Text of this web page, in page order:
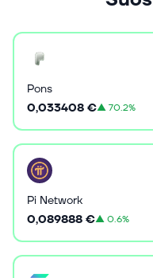
Pons
0,033408 €▲70.2%
Pi Network
0,089888 €▲0.6%